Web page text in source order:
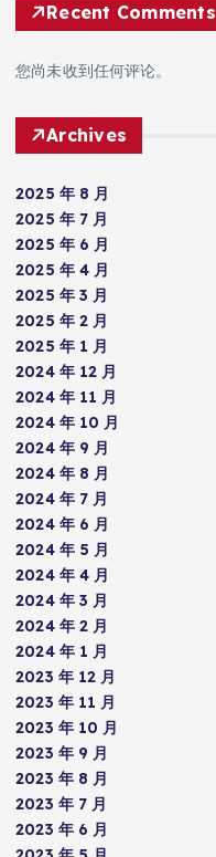
Recent Comments
您尚未收到任何评论。
Archives
2025 年 8 月
2025 年 7 月
2025 年 6 月
2025 年 4 月
2025 年 3 月
2025 年 2 月
2025 年 1 月
2024 年 12 月
2024 年 11 月
2024 年 10 月
2024 年 9 月
2024 年 8 月
2024 年 7 月
2024 年 6 月
2024 年 5 月
2024 年 4 月
2024 年 3 月
2024 年 2 月
2024 年 1 月
2023 年 12 月
2023 年 11 月
2023 年 10 月
2023 年 9 月
2023 年 8 月
2023 年 7 月
2023 年 6 月